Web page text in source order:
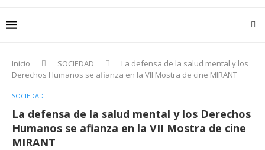
Inicio SOCIEDAD
La defensa de la salud mental y los
Derechos Humanos se afianza en la VII Mostra de cine MIRANT
SOCIEDAD
La defensa de la salud mental y los Derechos
Humanos se afianza en la VII Mostra de cine
MIRANT